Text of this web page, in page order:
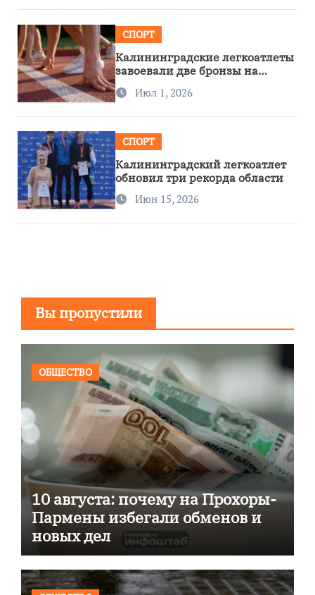
СПОРТ
Калининградские легкоатлеты
завоевали две бронзы на
первенстве России
Июл 1, 2026
СПОРТ
Калининградский легкоатлет
обновил три рекорда области
Июн 15, 2026
Вы пропустили
ОБЩЕСТВО
10 августа: почему на Прохоры-
Пармены избегали обменов и
новых дел